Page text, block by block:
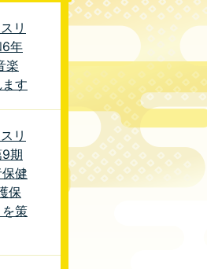
リ
6年
楽
す
リ
9期
健
保
策